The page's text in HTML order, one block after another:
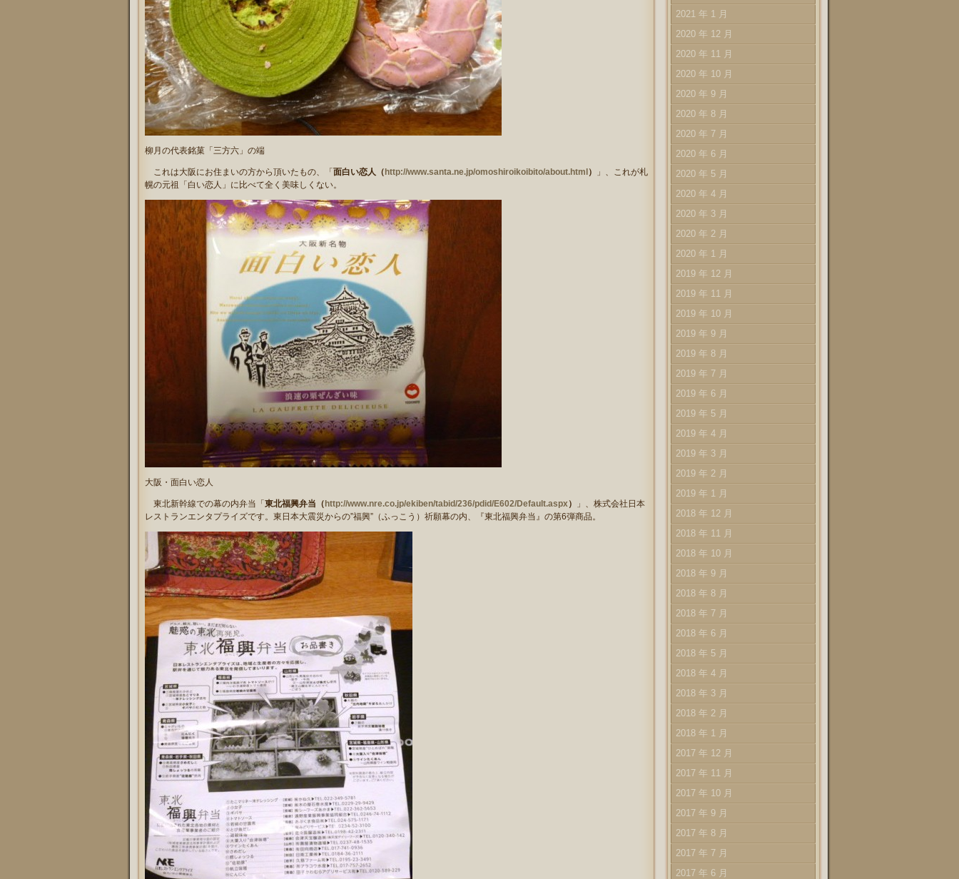
柳月の代表銘菓「三方六」の端
これは大阪にお住まいの方から頂いたもの、「 面白い恋人（ http://www.santa.ne.jp/omoshiroikoibito/about.html ）
」、これが札
幌の元祖「白い恋人」に比べて全く美味しくない。
大阪・面白い恋人
東北新幹線での幕の内弁当「 東北福興弁当（ http://www.nre.co.jp/ekiben/tabid/236/pdid/E602/Default.aspx） 」、 株式会社日本
レストランエンタプライズです。 東日本大震災からの”福興”（ふっこう）祈願幕の内、『東北福興弁当』の第6弾商品。
2021 年 1 月
2020 年 12 月
2020 年 11 月
2020 年 10 月
2020 年 9 月
2020 年 8 月
2020 年 7 月
2020 年 6 月
2020 年 5 月
2020 年 4 月
2020 年 3 月
2020 年 2 月
2020 年 1 月
2019 年 12 月
2019 年 11 月
2019 年 10 月
2019 年 9 月
2019 年 8 月
2019 年 7 月
2019 年 6 月
2019 年 5 月
2019 年 4 月
2019 年 3 月
2019 年 2 月
2019 年 1 月
2018 年 12 月
2018 年 11 月
2018 年 10 月
2018 年 9 月
2018 年 8 月
2018 年 7 月
2018 年 6 月
2018 年 5 月
2018 年 4 月
2018 年 3 月
2018 年 2 月
2018 年 1 月
2017 年 12 月
2017 年 11 月
2017 年 10 月
2017 年 9 月
2017 年 8 月
2017 年 7 月
2017 年 6 月